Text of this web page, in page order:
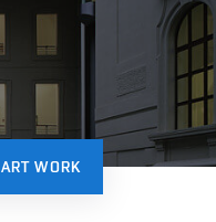
ART WORK